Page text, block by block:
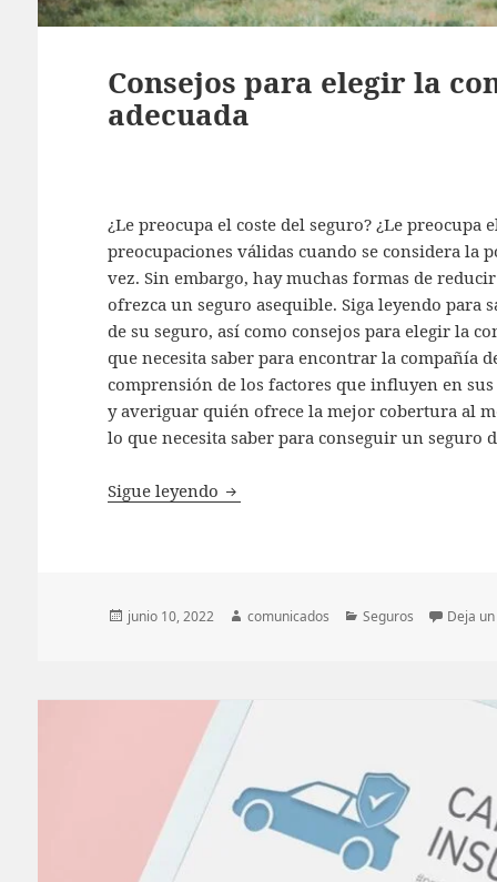
Consejos para elegir la
adecuada
¿Le preocupa el coste del seguro? ¿Le preocupa
preocupaciones válidas cuando se considera la
vez. Sin embargo, hay muchas formas de
ofrezca un seguro asequible. Siga leyendo para
de su seguro, así como consejos para elegir la
que necesita saber para encontrar la compañía
comprensión de los factores que influyen en
y averiguar quién ofrece la mejor cobertura al
lo que necesita saber para conseguir un seguro
Sigue leyendo Consejos para elegir la compañía
Publicado
junio 10, 2022 Autor
comunicados Categorías
Seguros Deja